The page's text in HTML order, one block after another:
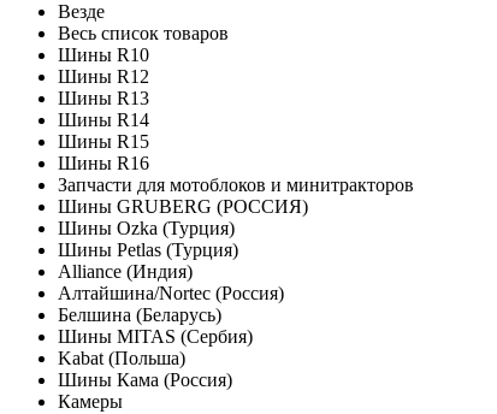
Везде
Весь список товаров
Шины R10
Шины R12
Шины R13
Шины R14
Шины R15
Шины R16
Запчасти для мотоблоков и минитракторов
Шины GRUBERG (РОССИЯ)
Шины Ozka (Турция)
Шины Petlas (Турция)
Alliance (Индия)
Алтайшина/Nortec (Россия)
Белшина (Беларусь)
Шины MITAS (Сербия)
Kabat (Польша)
Шины Кама (Россия)
Камеры